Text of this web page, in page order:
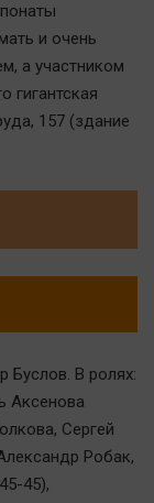
и очень
а участником
гигантская
157 (здание
Буслов. В ролях:
Аксенова
Сергей
Робак,
45),